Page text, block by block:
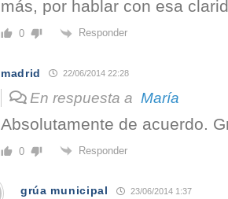
más, por hablar con esa
0 Responder
madrid 22/06/2014 22:28
En respuesta a María
Absolutamente de acuerdo.
0 Responder
grúa municipal 23/06/2014 1:37